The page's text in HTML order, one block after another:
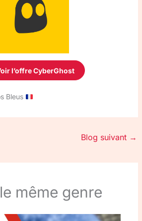
l’offre CyberGhost
Bleus
Blog suivant →
même genre